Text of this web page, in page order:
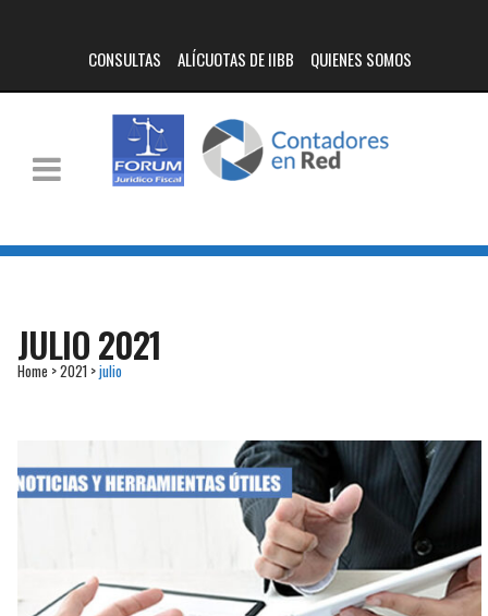
CONSULTAS ALÍCUOTAS DE IIBB QUIENES SOMOS
JULIO 2021
Home >2021 >julio